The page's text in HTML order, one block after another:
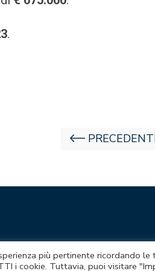
.
più pertinente ricordando le
i cookie. Tuttavia, puoi visitare